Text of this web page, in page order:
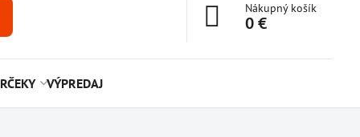
Nákupný košík
0 €
VÝPREDAJ